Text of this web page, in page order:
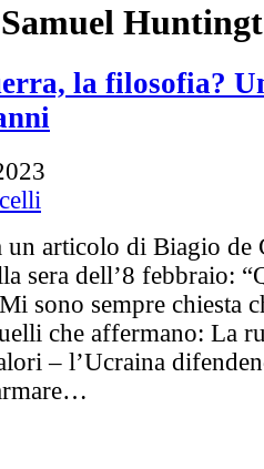
Samuel
la filosofia?
un articolo di Biagio de
sera dell’8 febbraio:
sono sempre chiesta
che affermano: La
– l’Ucraina